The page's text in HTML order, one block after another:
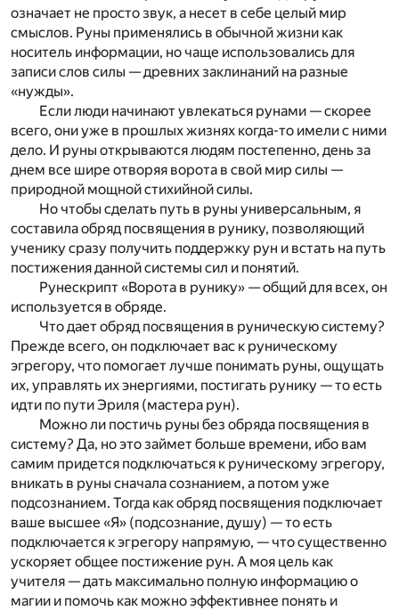
означает не просто звук, а несет в себе целый мир
смыслов. Руны применялись в обычной жизни как
носитель информации, но чаще использовались для
записи слов силы — древних заклинаний на разные
«нужды».
Если люди начинают увлекаться рунами — скорее
всего, они уже в прошлых жизнях когда-то имели с ними
дело. И руны открываются людям постепенно, день за
днем все шире отворяя ворота в свой мир силы —
природной мощной стихийной силы.
Но чтобы сделать путь в руны универсальным, я
составила обряд посвящения в рунику, позволяющий
ученику сразу получить поддержку рун и встать на путь
постижения данной системы сил и понятий.
Рунескрипт «Ворота в рунику» — общий для всех, он
используется в обряде.
Что дает обряд посвящения в руническую систему?
Прежде всего, он подключает вас к руническому
эгрегору, что помогает лучше понимать руны, ощущать
их, управлять их энергиями, постигать рунику — то есть
идти по пути Эриля (мастера рун).
Можно ли постичь руны без обряда посвящения в
систему? Да, но это займет больше времени, ибо вам
самим придется подключаться к руническому эгрегору,
вникать в руны сначала сознанием, а потом уже
подсознанием. Тогда как обряд посвящения подключает
ваше высшее «Я» (подсознание, душу) — то есть
подключается к эгрегору напрямую, — что существенно
ускоряет общее постижение рун. А моя цель как
учителя — дать максимально полную информацию о
магии и помочь как можно эффективнее понять и